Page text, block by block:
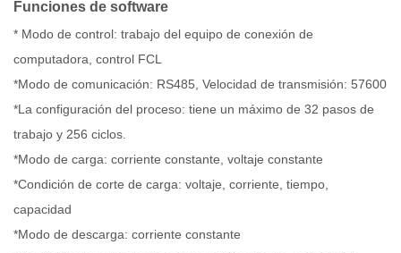
Funciones de software
* Modo de control: trabajo del equipo de conexión de
computadora, control FCL
*Modo de comunicación: RS485, Velocidad de transmisión: 57600
*La configuración del proceso: tiene un máximo de 32 pasos de
trabajo y 256 ciclos.
*Modo de carga: corriente constante, voltaje constante
*Condición de corte de carga: voltaje, corriente, tiempo,
capacidad
*Modo de descarga: corriente constante